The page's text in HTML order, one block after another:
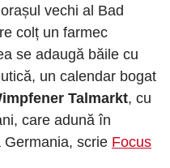
vechi al Bad
colț un farmec
se adaugă băile cu
un calendar bogat
Talmarkt, cu
care adună în
scrie Focus